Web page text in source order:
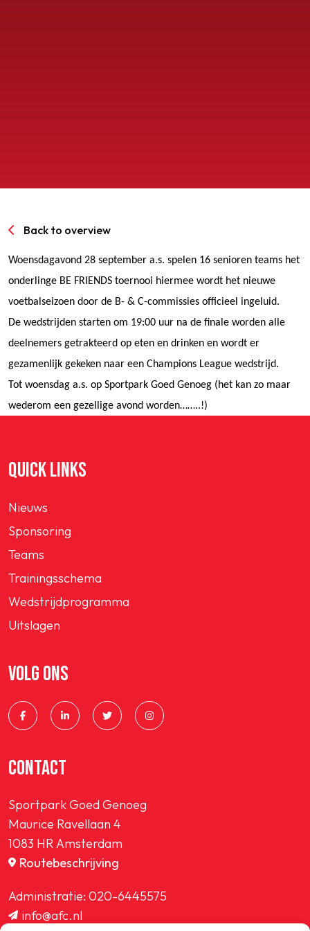
Back to overview
Woensdagavond 28 september a.s. spelen 16 senioren teams het
onderlinge BE FRIENDS toernooi hiermee wordt het nieuwe
voetbalseizoen door de B- & C-commissies officieel ingeluid.
De wedstrijden starten om 19:00 uur na de finale worden alle
deelnemers getrakteerd op eten en drinken en wordt er
gezamenlijk gekeken naar een Champions League wedstrijd.
Tot woensdag a.s. op Sportpark Goed Genoeg (het kan zo maar
wederom een gezellige avond worden……..!)
QUICK LINKS
Nieuws
Sponsoring
Teams
Trainingsschema
Wedstrijdprogramma
Uitslagen
VOLG ONS
CONTACT
Sportpark Goed Genoeg
Maurice Ravellaan 4
1083 HR Amsterdam
Routebeschrijving
Administratie: 020-6445575
info@afc.nl